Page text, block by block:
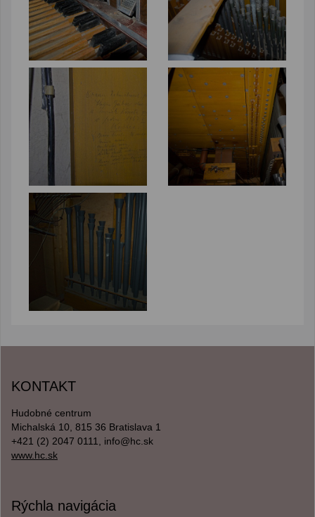
KONTAKT
Hudobné centrum
Michalská 10, 815 36 Bratislava 1
+421 (2) 2047 0111, info@hc.sk
www.hc.sk
Rýchla navigácia